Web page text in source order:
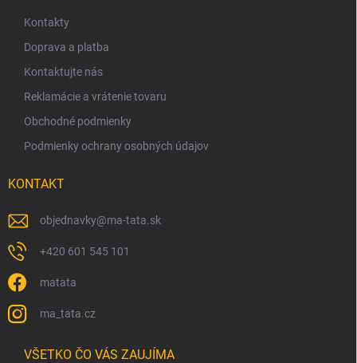
Kontakty
Doprava a platba
Kontaktujte nás
Reklamácie a vrátenie tovaru
Obchodné podmienky
Podmienky ochrany osobných údajov
KONTAKT
objednavky@ma-tata.sk
+420 601 545 101
matata
ma_tata.cz
VŠETKO ČO VÁS ZAUJÍMA